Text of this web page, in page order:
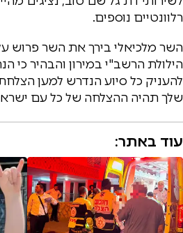
רלוונטיים נוספים.
השר מלכיאלי בירך את השר פרוש
הילולת הרשב"י במירון והבהיר כי
להעניק כל סיוע הנדרש למען
שלך תהיה ההצלחה של כל עם
עוד באתר: